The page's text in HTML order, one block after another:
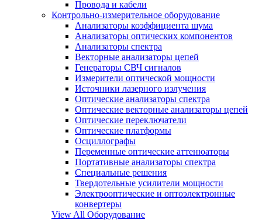
Провода и кабели
Контрольно-измерительное оборудование
Анализаторы коэффициента шума
Анализаторы оптических компонентов
Анализаторы спектра
Векторные анализаторы цепей
Генераторы СВЧ сигналов
Измерители оптической мощности
Источники лазерного излучения
Оптические анализаторы спектра
Оптические векторные анализаторы цепей
Оптические переключатели
Оптические платформы
Осциллографы
Переменные оптические аттенюаторы
Портативные анализаторы спектра
Специальные решения
Твердотельные усилители мощности
Электрооптические и оптоэлектронные
конвертеры
View All Оборудование